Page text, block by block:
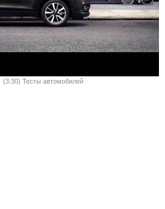
(3:30) Тесты автомобилей